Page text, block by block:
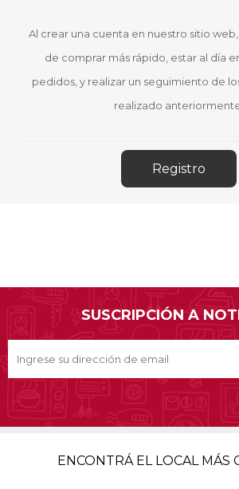
Al crear una cuenta en nuestro sitio
de comprar más rápido, estar al día
pedidos, y realizar un seguimiento de
realizado
SUSCRIPCIÓN A
ENCONTRÁ EL LOCAL MÁS